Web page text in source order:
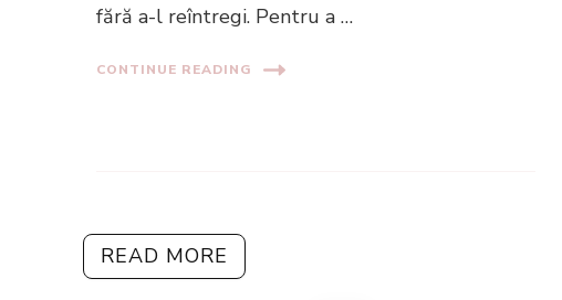
fără a-l reîntregi. Pentru a …
CONTINUE READING
READ MORE